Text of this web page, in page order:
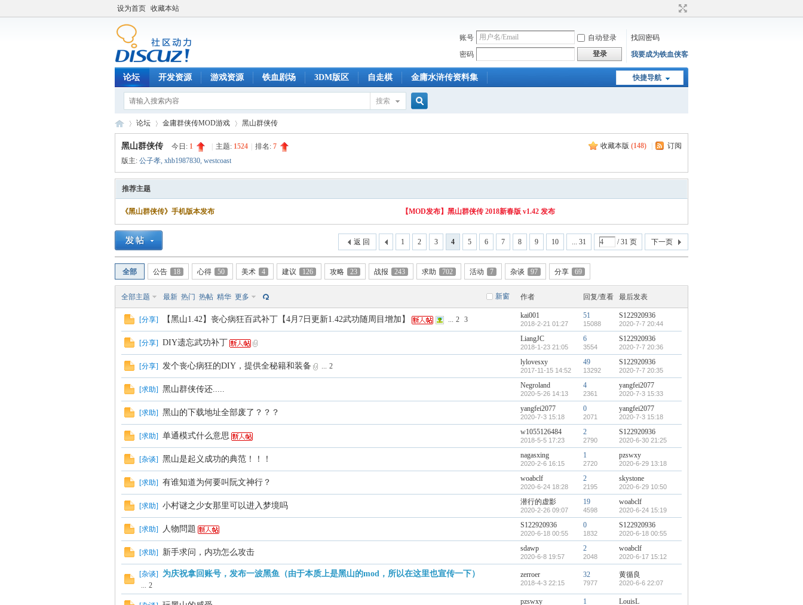
设为首页 收藏本站
账号 自动登录
找回密码
密码
登录 我要成为铁血侠客
快捷导航
论坛 开发资源 游戏资源 铁血剧场 3DM版区 自走棋 金庸水浒传资料集
搜索
铁 »
论坛
›
金庸群侠传MOD游戏
›
黑山群侠传
收藏本版 (148) 订阅
黑山群侠传 今日: 1 主题: 1524 排名: 7
版主: 公子孝, xhb1987830, westcoast
推荐主题
《黑山群侠传》手机版本发布 【MOD发布】黑山群侠传 2018新春版 v1.42 发布
1 2 3 4 5 6 7 8 9 10 ... 31 / 31 页 下一页
返 回
全部 公告 18 心得 50 美术 4 建议 126 攻略 23 战报 243 求助 702 活动 7 杂谈 97 分享 69
新窗
全部主题 最新 热门 热帖 精华 更多 作者 回复/查看 最后发表
[分享] 【黑山1.42】丧心病狂百武补丁【4月7日更新1.42武功随周目增加】 ... 2 3 kai001
2018-2-21 01:27
51
15088
S122920936
2020-7-7 20:44
[分享] DIY遗忘武功补丁 LiangJC
2018-1-23 21:05
6
3554
S122920936
2020-7-7 20:36
[分享] 发个丧心病狂的DIY，提供全秘籍和装备 ... 2 lylovesxy
2017-11-15 14:52
49
13292
S122920936
2020-7-7 20:35
[求助] 黑山群侠传还..... Negroland
2020-5-26 14:13
4
2361
yangfei2077
2020-7-3 15:33
[求助] 黑山的下载地址全部废了？？？ yangfei2077
2020-7-3 15:18
0
2071
yangfei2077
2020-7-3 15:18
[求助] 单通模式什么意思 w1055126484
2018-5-5 17:23
2
2790
S122920936
2020-6-30 21:25
[杂谈] 黑山是起义成功的典范！！！ nagasxing
2020-2-6 16:15
1
2720
pzswxy
2020-6-29 13:18
[求助] 有谁知道为何要叫阮文神行？ woabclf
2020-6-24 18:28
2
2195
skystone
2020-6-29 10:50
[求助] 小村谜之少女那里可以进入梦境吗 潜行的虚影
2020-2-26 09:07
19
4598
woabclf
2020-6-24 15:19
[求助] 人物問題 S122920936
2020-6-18 00:55
0
1832
S122920936
2020-6-18 00:55
[求助] 新手求问，内功怎么攻击 sdawp
2020-6-8 19:57
2
2048
woabclf
2020-6-17 15:12
[杂谈] 为庆祝拿回账号，发布一波黑鱼（由于本质上是黑山的mod，所以在这里也宣传一下）
... 2
zerroer
2018-4-3 22:15
32
7977
黄循良
2020-6-6 22:07
pzswxy 1 LouisL